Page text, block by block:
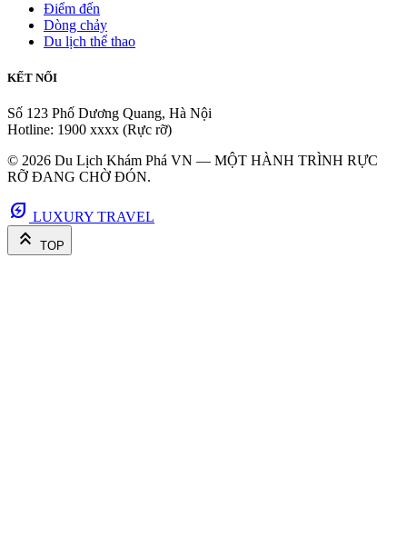
Điểm đến
Dòng chảy
Du lịch thể thao
KẾT NỐI
Số 123 Phố Dương Quang, Hà Nội
Hotline: 1900 xxxx (Rực rỡ)
© 2026 Du Lịch Khám Phá VN — MỘT HÀNH TRÌNH RỰC
RỠ ĐANG CHỜ ĐÓN.
energy_savings_leaf LUXURY TRAVEL
keyboard_double_arrow_up TOP